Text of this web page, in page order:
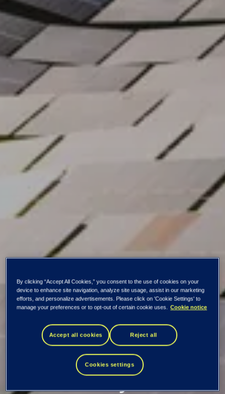
Všechny zprávy
Fotovoltaiky a
By clicking “Accept All Cookies,” you consent to the use of cookies on your
device to enhance site navigation, analyze site usage, assist in our marketing
efforts, and personalize advertisements. Please click on 'Cookie Settings' to
manage your preferences or to opt-out of certain cookie uses.
Cookie notice
Accept all cookies Reject all
Cookies settings